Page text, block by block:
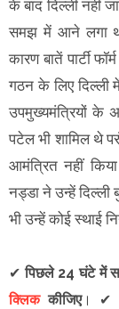
के बाद दिल्ली नहीं
समझ में आने लगा
कारण बातें पार्टी
गठन के लिए
उपमुख्यमंत्रियों के
पटेल भी शामिल थे
आमंत्रित नहीं
नड्डा ने उन्हें
भी उन्हें कोई स्थाई
✔ पिछले 24 घंटे में
क्लिककीजिए। ✔